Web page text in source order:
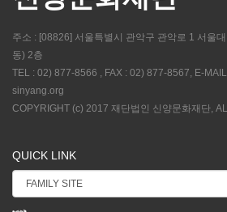
주소 : [08826] 서울특별시 관악구 관악로 1 서울
동) 2층
TEL : 02) 877-8566 , FAX : 02) 877-8567, E-
sinyang.org
COPYRIGHT (c) 2017 재단법인 신양문화재단,
QUICK LINK